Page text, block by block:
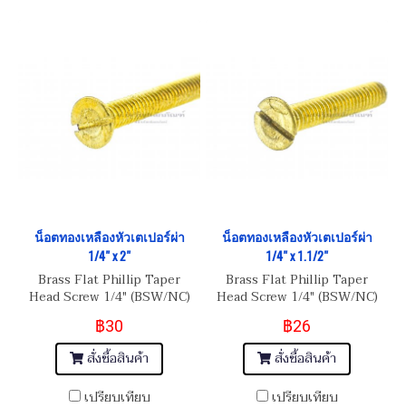
น็อตทองเหลืองหัวเตเปอร์ผ่า
1/4" x 2"
Brass Flat Phillip Taper
Head Screw 1/4" (BSW/NC)
฿30
สั่งซื้อสินค้า
เปรียบเทียบ
น็อตทองเหลืองหัวเตเปอร์ผ่า
1/4" x 1.1/2"
Brass Flat Phillip Taper
Head Screw 1/4" (BSW/NC)
฿26
สั่งซื้อสินค้า
เปรียบเทียบ